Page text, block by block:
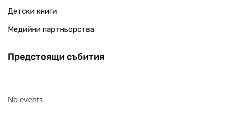
Детски книги
Медийни партньорства
Предстоящи събития
No events